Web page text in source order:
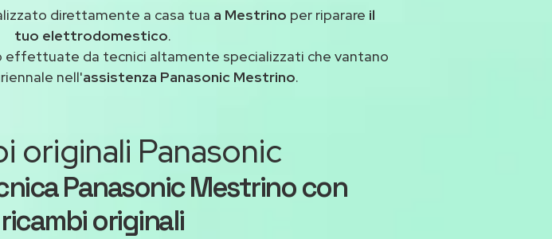
direttamente a casa tua a Mestrino per riparare il
tuo elettrodomestico.
effettuate da tecnici altamente specializzati che vantano
nell'assistenza Panasonic Mestrino.
originali Panasonic
Panasonic Mestrino con
ricambi originali